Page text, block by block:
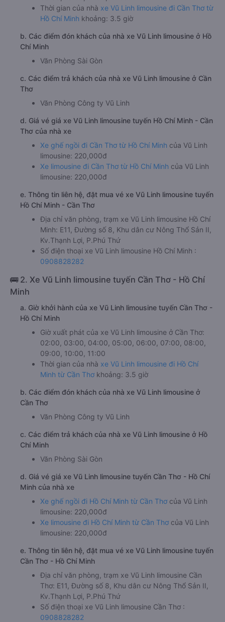
Thời gian của nhà xe Vũ Linh limousine đi Cần Thơ từ
Hồ Chí Minh khoảng: 3.5 giờ
b. Các điểm đón khách của nhà xe Vũ Linh limousine ở Hồ
Chí Minh
Văn Phòng Sài Gòn
c. Các điểm trả khách của nhà xe Vũ Linh limousine ở Cần
Thơ
Văn Phòng Công ty Vũ Linh
d. Giá vé giá xe Vũ Linh limousine tuyến Hồ Chí Minh - Cần
Thơ của nhà xe
Xe ghế ngồi đi Cần Thơ từ Hồ Chí Minh của Vũ Linh
limousine: 220,000đ
Xe limousine đi Cần Thơ từ Hồ Chí Minh của Vũ Linh
limousine: 220,000đ
e. Thông tin liên hệ, đặt mua vé xe Vũ Linh limousine tuyến
Hồ Chí Minh - Cần Thơ
Địa chỉ văn phòng, trạm xe Vũ Linh limousine Hồ Chí
Minh: E11, Đường số 8, Khu dân cư Nông Thổ Sản II,
Kv.Thạnh Lợi, P.Phú Thứ
Số điện thoại xe Vũ Linh limousine Hồ Chí Minh :
0908828282
🚌 2. Xe Vũ Linh limousine tuyến Cần Thơ - Hồ Chí
Minh
a. Giờ khởi hành của xe Vũ Linh limousine tuyến Cần Thơ -
Hồ Chí Minh
Giờ xuất phát của xe Vũ Linh limousine ở Cần Thơ:
02:00, 03:00, 04:00, 05:00, 06:00, 07:00, 08:00,
09:00, 10:00, 11:00
Thời gian của nhà xe Vũ Linh limousine đi Hồ Chí
Minh từ Cần Thơ khoảng: 3.5 giờ
b. Các điểm đón khách của nhà xe Vũ Linh limousine ở
Cần Thơ
Văn Phòng Công ty Vũ Linh
c. Các điểm trả khách của nhà xe Vũ Linh limousine ở Hồ
Chí Minh
Văn Phòng Sài Gòn
d. Giá vé giá xe Vũ Linh limousine tuyến Cần Thơ - Hồ Chí
Minh của nhà xe
Xe ghế ngồi đi Hồ Chí Minh từ Cần Thơ của Vũ Linh
limousine: 220,000đ
Xe limousine đi Hồ Chí Minh từ Cần Thơ của Vũ Linh
limousine: 220,000đ
e. Thông tin liên hệ, đặt mua vé xe Vũ Linh limousine tuyến
Cần Thơ - Hồ Chí Minh
Địa chỉ văn phòng, trạm xe Vũ Linh limousine Cần
Thơ: E11, Đường số 8, Khu dân cư Nông Thổ Sản II,
Kv.Thạnh Lợi, P.Phú Thứ
Số điện thoại xe Vũ Linh limousine Cần Thơ :
0908828282